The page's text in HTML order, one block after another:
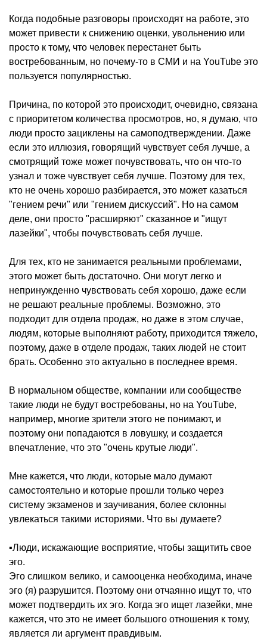
Когда подобные разговоры происходят на работе, это
может привести к снижению оценки, увольнению или
просто к тому, что человек перестанет быть
востребованным, но почему-то в СМИ и на YouTube это
пользуется популярностью.
Причина, по которой это происходит, очевидно, связана
с приоритетом количества просмотров, но, я думаю, что
люди просто зациклены на самоподтверждении. Даже
если это иллюзия, говорящий чувствует себя лучше, а
смотрящий тоже может почувствовать, что он что-то
узнал и тоже чувствует себя лучше. Поэтому для тех,
кто не очень хорошо разбирается, это может казаться
"гением речи" или "гением дискуссий". Но на самом
деле, они просто "расширяют" сказанное и "ищут
лазейки", чтобы почувствовать себя лучше.
Для тех, кто не занимается реальными проблемами,
этого может быть достаточно. Они могут легко и
непринужденно чувствовать себя хорошо, даже если
не решают реальные проблемы. Возможно, это
подходит для отдела продаж, но даже в этом случае,
людям, которые выполняют работу, приходится тяжело,
поэтому, даже в отделе продаж, таких людей не стоит
брать. Особенно это актуально в последнее время.
В нормальном обществе, компании или сообществе
такие люди не будут востребованы, но на YouTube,
например, многие зрители этого не понимают, и
поэтому они попадаются в ловушку, и создается
впечатление, что это "очень крутые люди".
Мне кажется, что люди, которые мало думают
самостоятельно и которые прошли только через
систему экзаменов и заучивания, более склонны
увлекаться такими историями. Что вы думаете?
▪️Люди, искажающие восприятие, чтобы защитить свое
эго.
Эго слишком велико, и самооценка необходима, иначе
эго (я) разрушится. Поэтому они отчаянно ищут то, что
может подтвердить их эго. Когда эго ищет лазейки, мне
кажется, что это не имеет большого отношения к тому,
является ли аргумент правдивым.